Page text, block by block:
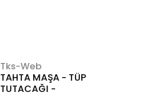
Tks-Web
TAHTA MAŞA - TÜP
TUTACAĞI -